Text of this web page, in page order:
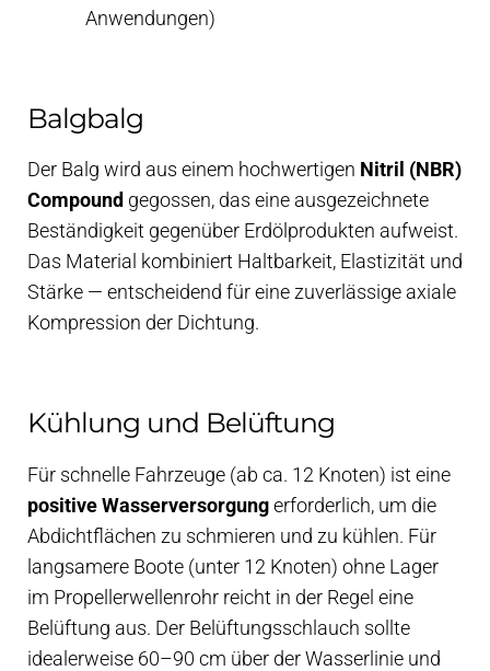
Anwendungen)
Balgbalg
Der Balg wird aus einem hochwertigen Nitril (NBR)
Compound gegossen, das eine ausgezeichnete
Beständigkeit gegenüber Erdölprodukten aufweist.
Das Material kombiniert Haltbarkeit, Elastizität und
Stärke — entscheidend für eine zuverlässige axiale
Kompression der Dichtung.
Kühlung und Belüftung
Für schnelle Fahrzeuge (ab ca. 12 Knoten) ist eine
positive Wasserversorgungerforderlich, um die
Abdichtflächen zu schmieren und zu kühlen. Für
langsamere Boote (unter 12 Knoten) ohne Lager
im Propellerwellenrohr reicht in der Regel eine
Belüftung aus. Der Belüftungsschlauch sollte
idealerweise 60–90 cm über der Wasserlinie und